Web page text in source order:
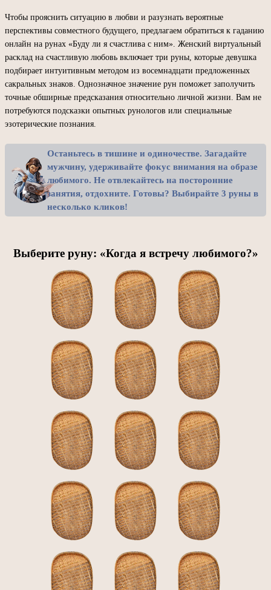
Чтобы прояснить ситуацию в любви и разузнать вероятные
перспективы совместного будущего, предлагаем обратиться к гаданию
онлайн на рунах «Буду ли я счастлива с ним». Женский виртуальный
расклад на счастливую любовь включает три руны, которые девушка
подбирает интуитивным методом из восемнадцати предложенных
сакральных знаков. Однозначное значение рун поможет заполучить
точные обширные предсказания относительно личной жизни. Вам не
потребуются подсказки опытных рунологов или специальные
эзотерические познания.
Останьтесь в тишине и одиночестве. Загадайте
мужчину, удерживайте фокус внимания на образе
любимого. Не отвлекайтесь на посторонние
занятия, отдохните. Готовы? Выбирайте 3 руны в
несколько кликов!
Выберите руну: «Когда я встречу любимого?»